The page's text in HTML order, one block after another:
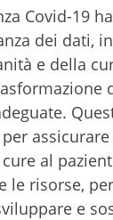
Covid-19
dei dati,
e della
al
le risorse,
e